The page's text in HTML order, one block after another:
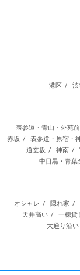
港区 渋
表参道・青山・外苑前
赤坂
表参道・原宿・
道玄坂
神南
中目黒・青葉
オシャレ 隠れ家
天井高い
一棟貨
大通り沿い